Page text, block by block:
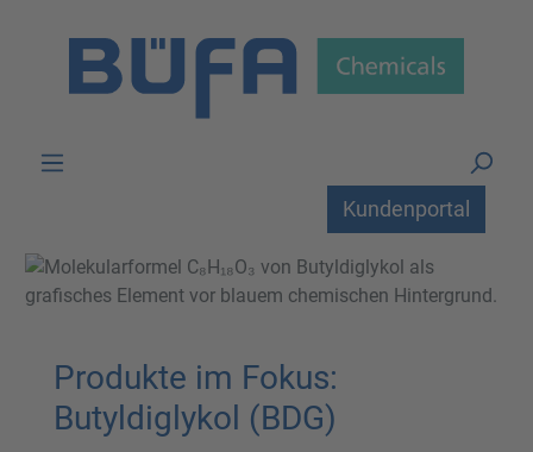
Kundenportal
Produkte im Fokus:
Butyldiglykol (BDG)